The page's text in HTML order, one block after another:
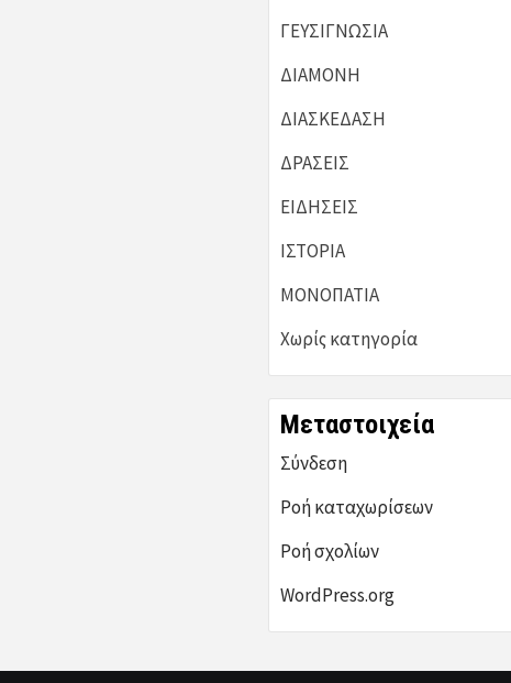
ΓΕΥΣΙΓΝΩΣΙΑ
ΔΙΑΜΟΝΗ
ΔΙΑΣΚΕΔΑΣΗ
ΔΡΑΣΕΙΣ
ΕΙΔΗΣΕΙΣ
ΙΣΤΟΡΙΑ
ΜΟΝΟΠΑΤΙΑ
Χωρίς κατηγορία
Μεταστοιχεία
Σύνδεση
Ροή καταχωρίσεων
Ροή σχολίων
WordPress.org